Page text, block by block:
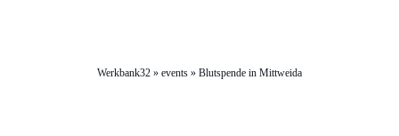
Werkbank32 » events » Blutspende in Mittweida